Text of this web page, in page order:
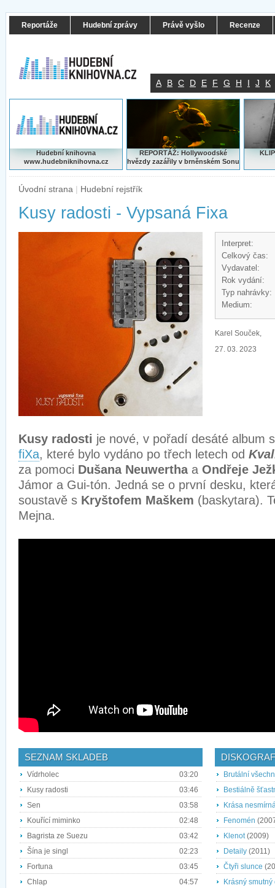
Reportáže Hudební zprávy Právě vyšlo Recenze
A B C D E F G H I J K
Hudební knihovna
www.hudebniknihovna.cz
REPORTÁŽ: Hollywoodské
hvězdy zazářily v brněnském Sonu
Úvodní strana | Hudební rejstřík
Kusy radosti - Vypsaná Fixa
Interpret:
Celkový čas:
Vydavatel:
Rok vydání:
Typ nahrávky:
Medium:
Karel Souček,
27. 03. 2023
Kusy radosti je nové, v pořadí desáté album
fiXa, které bylo vydáno po třech letech od
za pomoci Dušana Neuwerthaa Ondřeje
Jámor a Gui-tón. Jedná se o první desku,
soustavě s Kryštofem Maškem (baskytara).
Mejna.
SEZNAM SKLADEB
Vídrholec
03:20
Kusy radosti
03:46
Sen
03:58
Kouřící miminko
02:48
Bagrista ze Suezu
03:42
Šína je singl
02:23
Fortuna
03:45
Chlap
04:57
Brutální
Bestiálně
Krása
Fenomén
Klenot(2009)
Detaily (2011)
Čtyři slunce
Krásný smutný